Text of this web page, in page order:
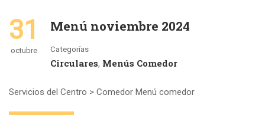
31
octubre
Menú noviembre 2024
Categorías
Circulares, Menús Comedor
Servicios del Centro > Comedor Menú comedor